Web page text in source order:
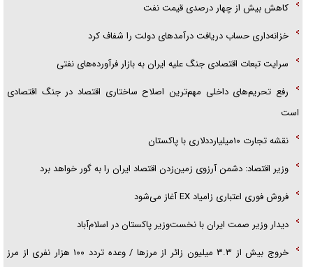
کاهش بیش از چهار درصدی قیمت نفت
خزانه‌داری حساب دریافت درآمد‌های دولت را شفاف کرد
سرایت تبعات اقتصادی جنگ علیه ایران به بازار فرآورده‌های نفتی
رفع تحریم‌های داخلی مهم‌ترین اصلاح ساختاری اقتصاد در جنگ اقتصادی
است
نقشه تجارت ۱۰میلیارددلاری با پاکستان
وزیر اقتصاد: دشمن آرزوی زمین‌زدن اقتصاد ایران را به گور خواهد برد
فروش فوری اعتباری زامیاد EX آغاز می‌شود
دیدار وزیر صمت ایران با نخست‌وزیر پاکستان در اسلام‌آباد
خروج بیش از ۳.۳ میلیون زائر از مرز‌ها / وعده تردد ۱۰۰ هزار نفری از مرز